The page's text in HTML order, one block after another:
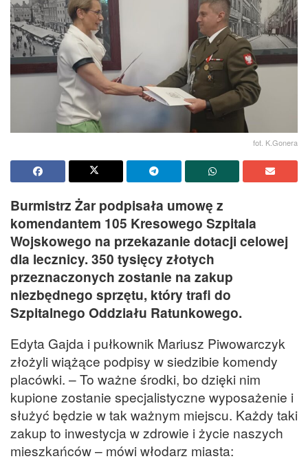
fot. K.Gonera
Burmistrz Żar podpisała umowę z
komendantem 105 Kresowego Szpitala
Wojskowego na przekazanie dotacji celowej
dla lecznicy. 350 tysięcy złotych
przeznaczonych zostanie na zakup
niezbędnego sprzętu, który trafi do
Szpitalnego Oddziału Ratunkowego.
Edyta Gajda i pułkownik Mariusz Piwowarczyk
złożyli wiążące podpisy w siedzibie komendy
placówki. – To ważne środki, bo dzięki nim
kupione zostanie specjalistyczne wyposażenie i
służyć będzie w tak ważnym miejscu. Każdy taki
zakup to inwestycja w zdrowie i życie naszych
mieszkańców – mówi włodarz miasta: